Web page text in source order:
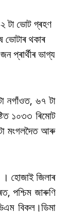
টা ভোট গ্ৰহণ
থকাৰ
প্ৰাৰ্থীৰ ভাগ্য
নগাঁওত, ৬৭ টা
১০৩৩ ৰিমোট
মংগলদৈত আৰু
। হোজাই জিলাৰ
পশ্চিম জাৰুণি
বিকল।ডিমা